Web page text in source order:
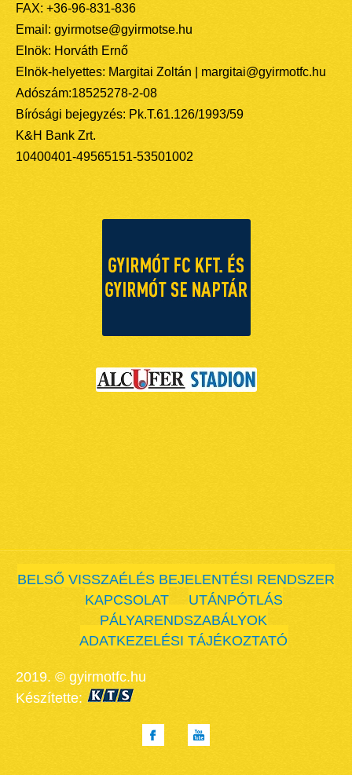
FAX: +36-96-831-836
Email: gyirmotse@gyirmotse.hu
Elnök: Horváth Ernő
Elnök-helyettes: Margitai Zoltán | margitai@gyirmotfc.hu
Adószám:18525278-2-08
Bírósági bejegyzés: Pk.T.61.126/1993/59
K&H Bank Zrt.
10400401-49565151-53501002
BELSŐ VISSZAÉLÉS BEJELENTÉSI RENDSZER
KAPCSOLAT
UTÁNPÓTLÁS
PÁLYARENDSZABÁLYOK
ADATKEZELÉSI TÁJÉKOZTATÓ
2019. © gyirmotfc.hu
Készítette: